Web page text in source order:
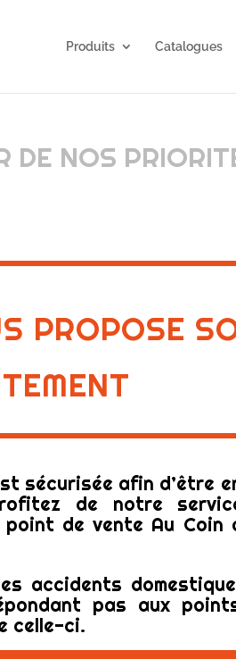
Produits Catalogues
DE NOS
PROPOSE
sécurisée afin d’être
de notre
de vente Au Coin
accidents
pas aux
celle-ci.